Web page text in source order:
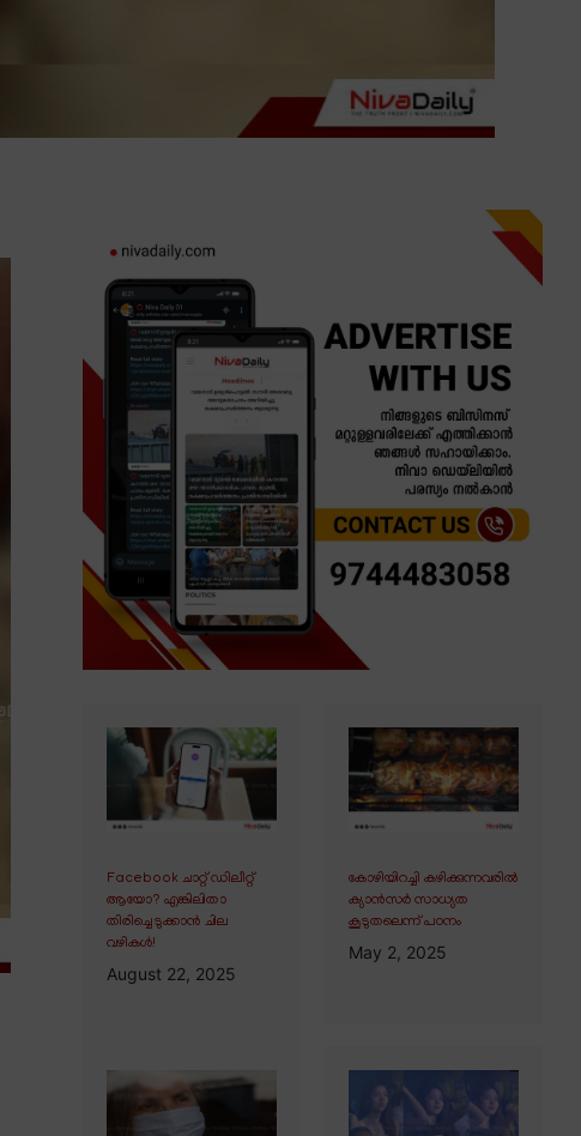
Facebook ചാറ്റ് ഡിലീറ്റ്
ആയോ? എങ്കിലിതാ
തിരിച്ചെടുക്കാൻ ചില
വഴികൾ!
August 22, 2025
കോഴിയിറച്ചി കഴിക്കുന്നവരിൽ
ക്യാൻസർ സാധ്യത
കൂടുതലെന്ന് പഠനം
May 2, 2025